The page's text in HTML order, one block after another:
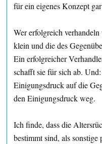
für ein eigenes Konzept
Wer erfolgreich
klein und die des
Ein erfolgreicher
schafft sie für sich ab.
Einigungsdruck auf die
den Einigungsdruck weg.
Ich finde, dass die
bestimmt sind, als